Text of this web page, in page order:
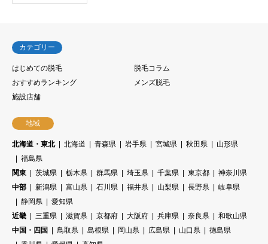
カテゴリー
はじめての脱毛
脱毛コラム
おすすめランキング
メンズ脱毛
施設店舗
地域
北海道・東北 北海道 青森県 岩手県 宮城県 秋田県
山形県
福島県
関東
茨城県 栃木県 群馬県 埼玉県 千葉県 東京都
神奈川県
中部
新潟県 富山県 石川県 福井県 山梨県 長野県
岐阜県
静岡県
愛知県
近畿
三重県 滋賀県 京都府 大阪府 兵庫県 奈良県
和歌山県
中国・四国
鳥取県 島根県 岡山県 広島県 山口県
徳島県